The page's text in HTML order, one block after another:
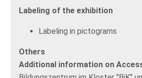
Labeling of the exhibition
Labeling in pictograms
Others
Additional information on